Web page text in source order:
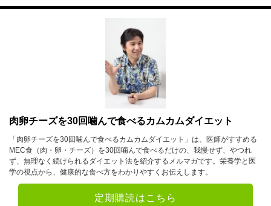
肉卵チーズを30回噛んで食べるカムカムダイエット
「肉卵チーズを30回噛んで食べるカムカムダイエット」は、医師がすすめる
MEC食（肉・卵・チーズ）を30回噛んで食べるだけの、我慢せず、やつれ
ず、無理なく続けられるダイエット法を紹介するメルマガです。栄養学と医
学の視点から、健康的な食べ方をわかりやすくお伝えします。
定期購読はこちら